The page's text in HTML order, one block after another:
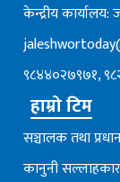
केन्द्रीय
९८४४०२७९७१,
हाम्रो टिम
सञ्चालक तथा
कानुनी